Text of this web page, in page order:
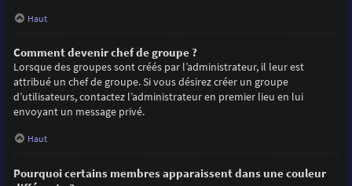
Haut
Comment devenir chef de groupe ?
Lorsque des groupes sont créés par l’administrateur, il leur est
attribué un chef de groupe. Si vous désirez créer un groupe
d’utilisateurs, contactez l’administrateur en premier lieu en lui
envoyant un message privé.
Haut
Pourquoi certains membres apparaissent dans une couleur